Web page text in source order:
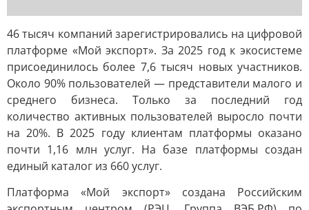
46 тысяч компаний зарегистрировались на цифровой
платформе «Мой экспорт». За 2025 год к экосистеме
присоединилось более 7,6 тысяч новых участников.
Около 90% пользователей — представители малого и
среднего бизнеса. Только за последний год
количество активных пользователей выросло почти
на 20%. В 2025 году клиентам платформы оказано
почти 1,16 млн услуг. На базе платформы создан
единый каталог из 660 услуг.
Платформа «Мой экспорт» создана Российским